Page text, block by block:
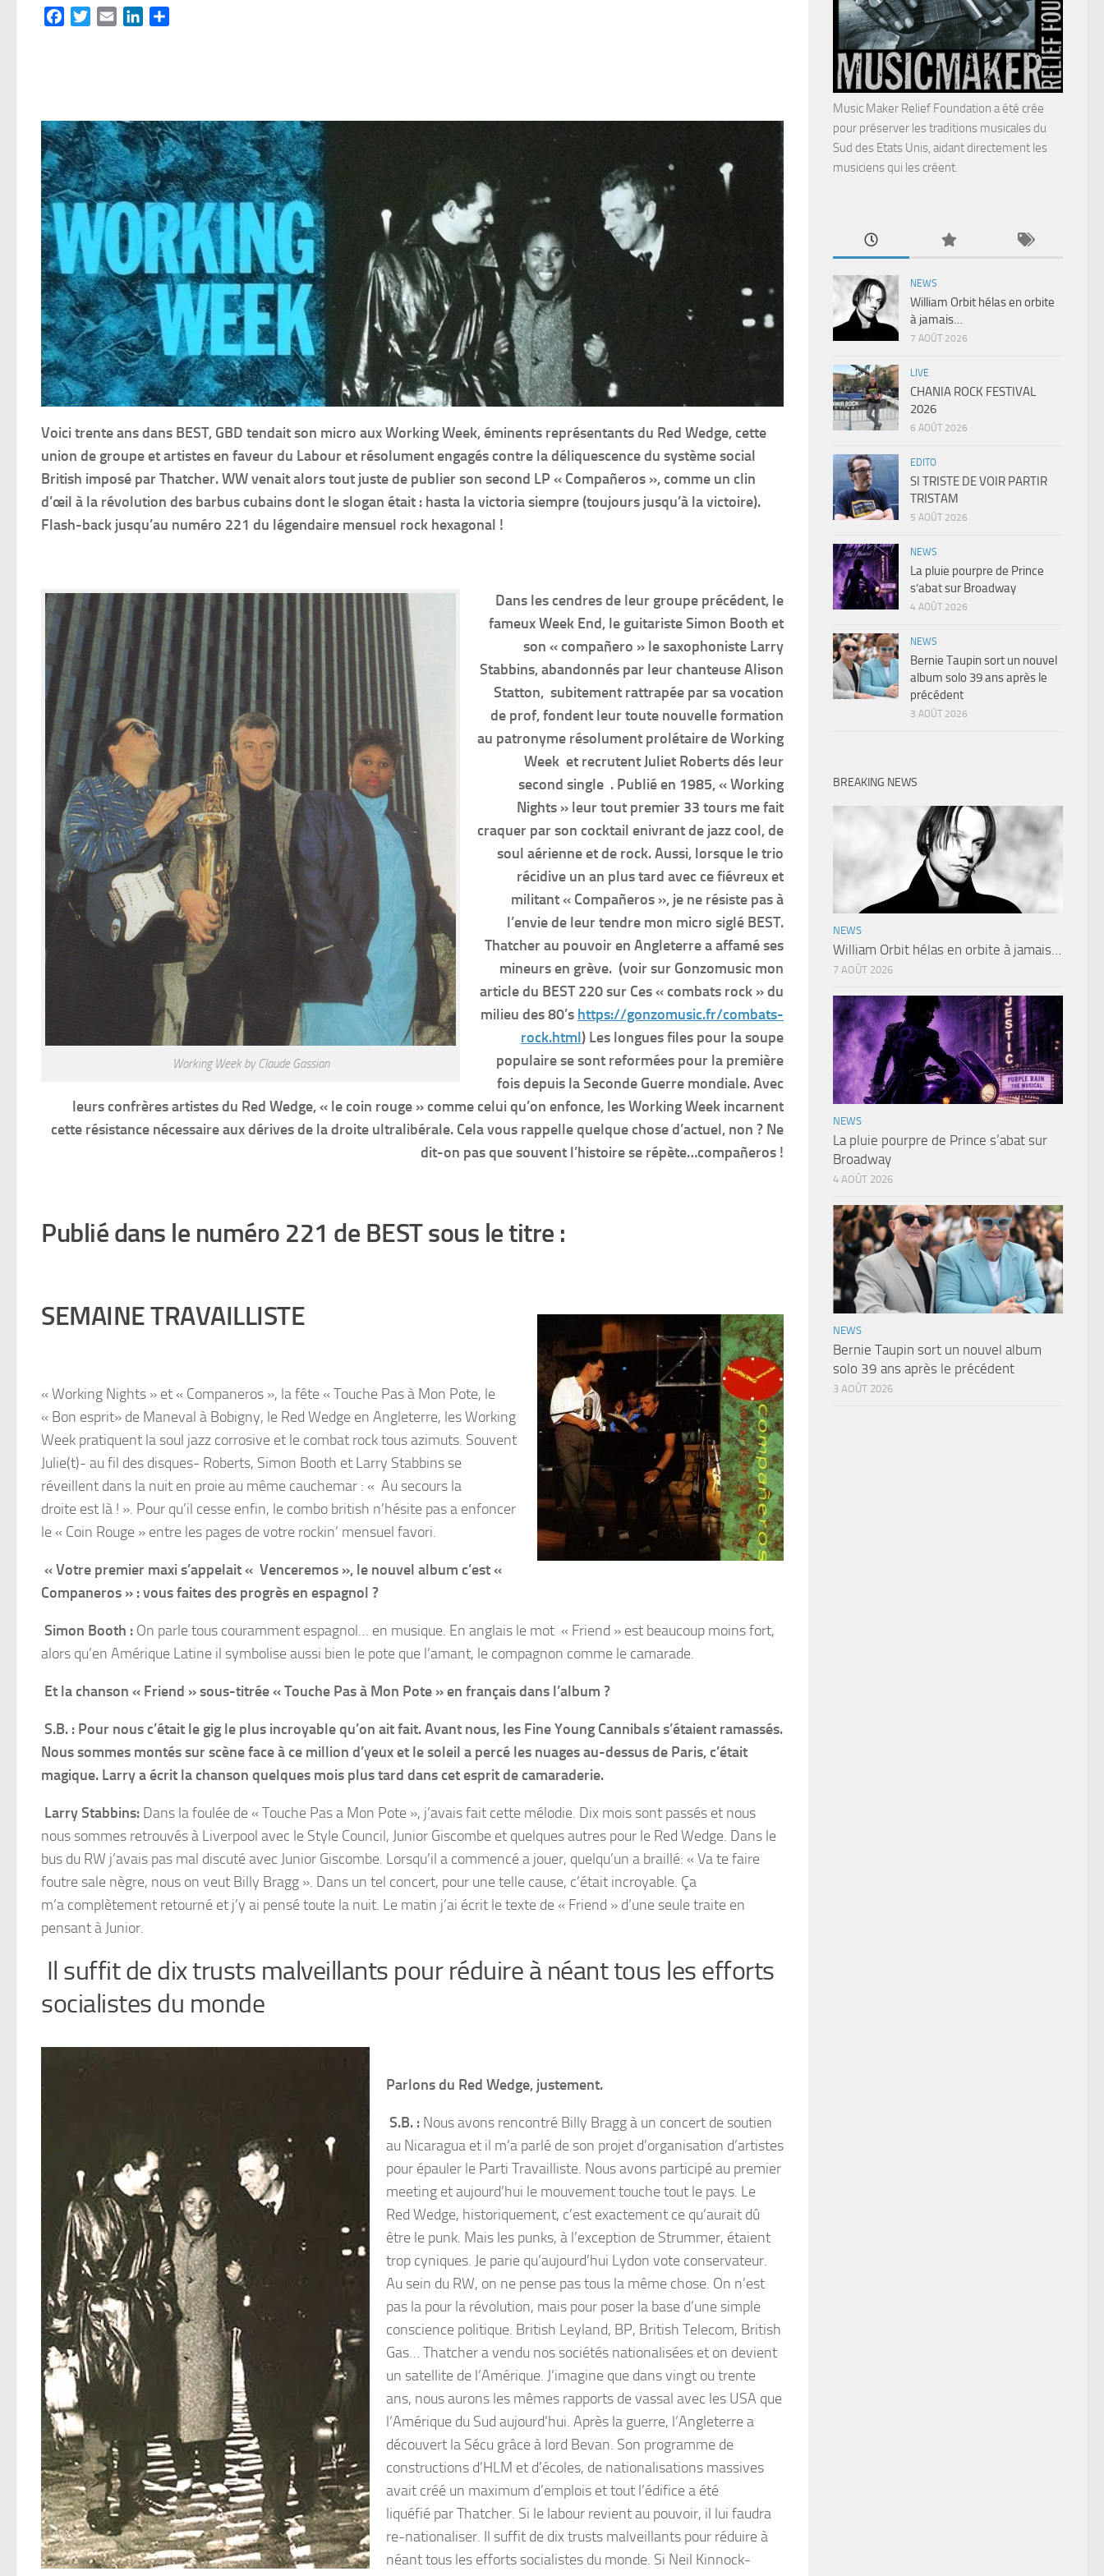
FacebookTwitterEmail LinkedIn
Voici trente ans dans BEST, GBD tendait son micro aux Working Week, éminents représentants du Red Wedge, cette
union de groupe et artistes en faveur du Labour et résolument engagés contre la déliquescence du système social
British imposé par Thatcher. WW venait alors tout juste de publier son second LP « Compañeros », comme un clin
d’œil à la révolution des barbus cubains dont le slogan était : hasta la victoria siempre (toujours jusqu’à la victoire).
Flash-back jusqu’au numéro 221 du légendaire mensuel rock hexagonal !
Working Week by Claude Gassian
Dans les cendres de leur groupe précédent, le
fameux Week End, le guitariste Simon Booth et
son « compañero » le saxophoniste Larry
Stabbins, abandonnés par leur chanteuse Alison
Statton, subitement rattrapée par sa vocation
de prof, fondent leur toute nouvelle formation
au patronyme résolument prolétaire de Working
Week et recrutent Juliet Roberts dés leur
second single . Publié en 1985, « Working
Nights » leur tout premier 33 tours me fait
craquer par son cocktail enivrant de jazz cool, de
soul aérienne et de rock. Aussi, lorsque le trio
récidive un an plus tard avec ce fiévreux et
militant « Compañeros », je ne résiste pas à
l’envie de leur tendre mon micro siglé BEST.
Thatcher au pouvoir en Angleterre a affamé ses
mineurs en grève. (voir sur Gonzomusic mon
article du BEST 220 sur Ces « combats rock » du
milieu des 80’s https://gonzomusic.fr/combats-
rock.html) Les longues files pour la soupe
populaire se sont reformées pour la première
fois depuis la Seconde Guerre mondiale. Avec
leurs confrères artistes du Red Wedge, « le coin rouge » comme celui qu’on enfonce, les Working Week incarnent
cette résistance nécessaire aux dérives de la droite ultralibérale. Cela vous rappelle quelque chose d’actuel, non ? Ne
dit-on pas que souvent l’histoire se répète…compañeros !
Publié dans le numéro 221 de BEST sous le titre :
SEMAINE TRAVAILLISTE
« Working Nights » et « Companeros », la fête « Touche Pas à Mon Pote, le
« Bon esprit» de Maneval à Bobigny, le Red Wedge en Angleterre, les Working
Week pratiquent la soul jazz corrosive et le combat rock tous azimuts. Souvent
Julie(t)- au fil des disques- Roberts, Simon Booth et Larry Stabbins se
réveillent dans la nuit en proie au même cauchemar : « Au secours la
droite est là ! ». Pour qu’il cesse enfin, le combo british n’hésite pas a enfoncer
le « Coin Rouge » entre les pages de votre rockin’ mensuel favori.
« Votre premier maxi s’appelait« Venceremos », le nouvel album c’est «
Companeros » : vous faitesdes progrès en espagnol ?
Simon Booth : On parle tous couramment espagnol… en musique. En anglais le mot « Friend » est beaucoup moins fort,
alors qu’en Amérique Latine il symbolise aussi bien le pote que l’amant, le compagnon comme le camarade.
Et la chanson « Friend » sous-titrée « Touche Pas à Mon Pote »en français dans l’album ?
S.B. : Pour nous c’était le gig le plus incroyable qu’on ait fait.Avant nous, les Fine Young Cannibals s’étaient ramassés.
Noussommes montés sur scène face à ce million d’yeux et le soleil a percé les nuages au-dessus de Paris,c’était
magique. Larry a écrit lachanson quelques mois plus tard dans cet esprit de camaraderie.
Larry Stabbins: Dans la foulée de « Touche Pas a Mon Pote », j’avais fait cette mélodie. Dix mois sont passés et nous
nous sommes retrouvés à Liverpool avec le Style Council, Junior Giscombe et quelques autres pour le Red Wedge. Dans le
bus du RW j’avais pas mal discuté avec Junior Giscombe. Lorsqu’il a commencé a jouer, quelqu’un a braillé: « Va te faire
foutre sale nègre, nous on veut Billy Bragg ». Dans un tel concert, pour une telle cause, c’était incroyable. Ça
m’a complètement retourné et j’y ai pensé toute la nuit. Le matin j’ai écrit le texte de « Friend » d’une seule traite en
pensant à Junior.
Il suffit de dix trusts malveillants pour réduire à néant tous les efforts
socialistes du monde
Parlons du Red Wedge, justement.
S.B. : Nous avons rencontré Billy Bragg à un concert de soutien
au Nicaragua et il m’a parlé de son projet d’organisation d’artistes
pour épauler le Parti Travailliste. Nous avons participé au premier
meeting et aujourd’hui le mouvement touche tout le pays. Le
Red Wedge, historiquement, c’est exactement ce qu’aurait dû
être le punk. Mais les punks, à l’exception de Strummer, étaient
trop cyniques. Je parie qu’aujourd’hui Lydon vote conservateur.
Au sein du RW, on ne pense pas tous la même chose. On n’est
pas la pour la révolution, mais pour poser la base d’une simple
conscience politique. British Leyland, BP, British Telecom, British
Gas… Thatcher a vendu nos sociétés nationalisées et on devient
un satellite de l’Amérique. J’imagine que dans vingt ou trente
ans, nous aurons les mêmes rapports de vassal avec les USA que
l’Amérique du Sud aujourd’hui. Après la guerre, l’Angleterre a
découvert la Sécu grâce à lord Bevan. Son programme de
constructions d’HLM et d’écoles, de nationalisations massives
avait créé un maximum d’emplois et tout l’édifice a été
liquéfié par Thatcher. Si le labour revient au pouvoir, il lui faudra
re-nationaliser. Il suffit de dix trusts malveillants pour réduire à
néant tous les efforts socialistes du monde. Si Neil Kinnock-
Music Maker Relief Foundation a été crée
pour préserver les traditions musicales du
Sud des Etats Unis, aidant directement les
musiciens qui les créent.
NEWS
William Orbit hélas en orbite
à jamais…
7 AOÛT 2026
LIVE
CHANIA ROCK FESTIVAL
2026
6 AOÛT 2026
EDITO
SI TRISTE DE VOIR PARTIR
TRISTAM
5 AOÛT 2026
NEWS
La pluie pourpre de Prince
s’abat sur Broadway
4 AOÛT 2026
NEWS
Bernie Taupin sort un nouvel
album solo 39 ans après le
précédent
3 AOÛT 2026
BREAKING NEWS
NEWS
William Orbit hélas en orbite à jamais…
7 AOÛT 2026
NEWS
La pluie pourpre de Prince s’abat sur
Broadway
4 AOÛT 2026
NEWS
Bernie Taupin sort un nouvel album
solo 39 ans après le précédent
3 AOÛT 2026